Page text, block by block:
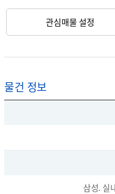
관심매물 설정
물건 정보
삼성. 실